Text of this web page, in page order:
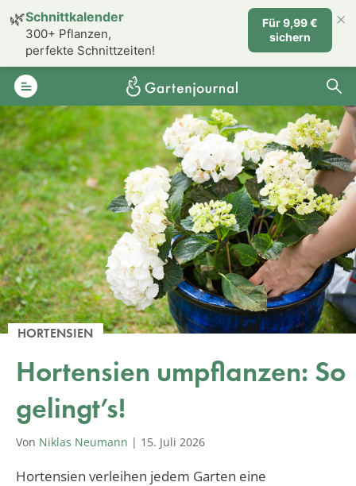
HORTENSIEN
Hortensien umpflanzen: So
gelingt’s!
Von Niklas Neumann | 15. Juli 2026
Hortensien verleihen jedem Garten eine
🌿Schnittkalender
300+ Pflanzen,
perfekte Schnittzeiten!
Für 9,99 €
sichern
×